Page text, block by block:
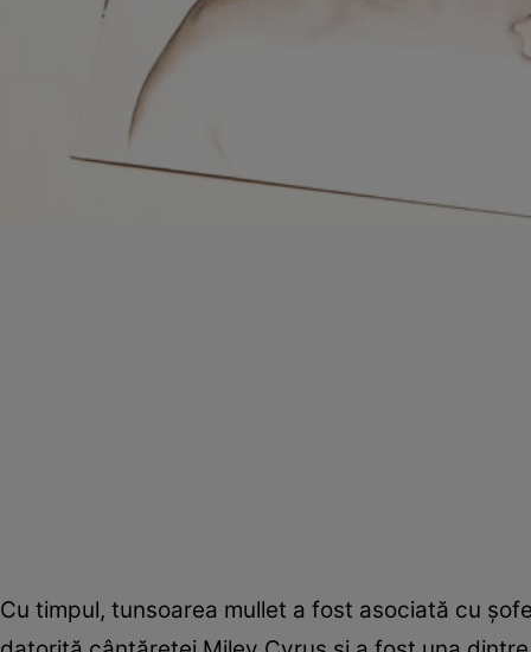
Cu timpul, tunsoarea mullet a fost asociată cu